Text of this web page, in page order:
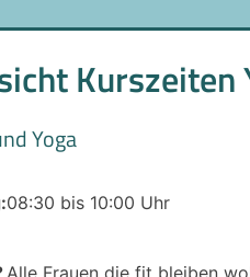
Kurszeiten
Yoga
08:30 bis 10:00 Uhr